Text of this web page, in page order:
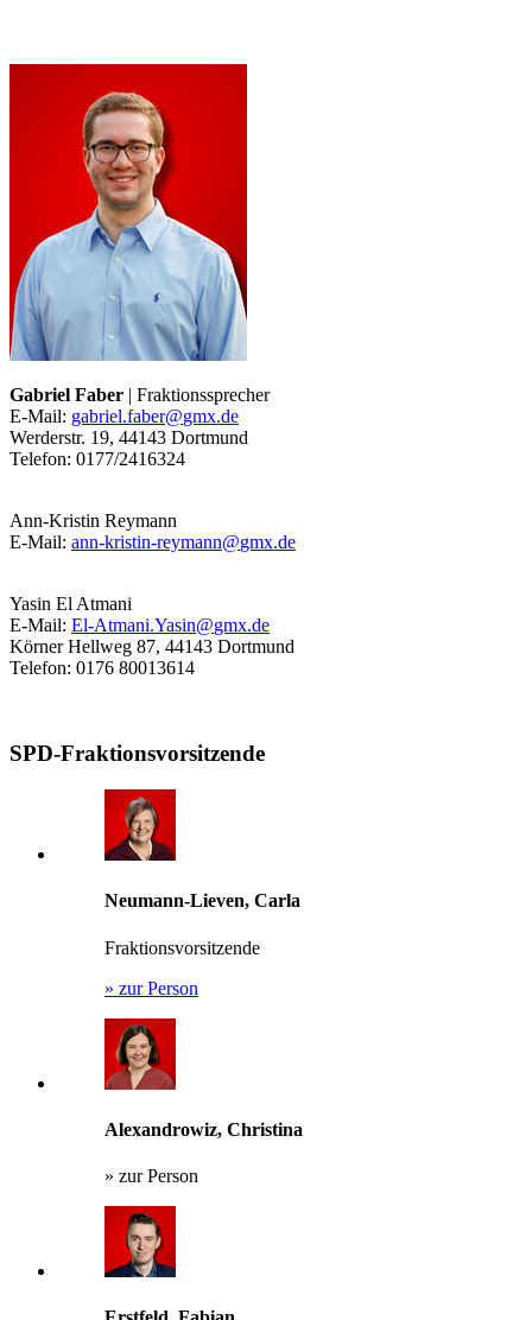
Gabriel Faber | Fraktionssprecher
E-Mail: gabriel.faber@gmx.de
Werderstr. 19, 44143 Dortmund
Telefon: 0177/2416324
Ann-Kristin Reymann
E-Mail: ann-kristin-reymann@gmx.de
Yasin El Atmani
E-Mail: El-Atmani.Yasin@gmx.de
Körner Hellweg 87, 44143 Dortmund
Telefon: 0176 80013614
SPD-Fraktionsvorsitzende
Neumann-Lieven, Carla
Fraktionsvorsitzende
» zur Person
Alexandrowiz, Christina
» zur Person